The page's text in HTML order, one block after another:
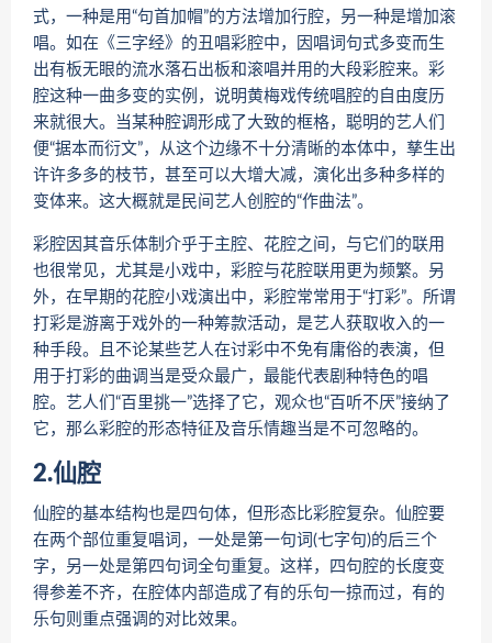
式，一种是用“句首加帽”的方法增加行腔，另一种是增加滚
唱。如在《三字经》的丑唱彩腔中，因唱词句式多变而生
出有板无眼的流水落石出板和滚唱并用的大段彩腔来。彩
腔这种一曲多变的实例，说明黄梅戏传统唱腔的自由度历
来就很大。当某种腔调形成了大致的框格，聪明的艺人们
便“据本而衍文”，从这个边缘不十分清晰的本体中，孳生出
许许多多的枝节，甚至可以大增大减，演化出多种多样的
变体来。这大概就是民间艺人创腔的“作曲法”。
彩腔因其音乐体制介乎于主腔、花腔之间，与它们的联用
也很常见，尤其是小戏中，彩腔与花腔联用更为频繁。另
外，在早期的花腔小戏演出中，彩腔常常用于“打彩”。所谓
打彩是游离于戏外的一种筹款活动，是艺人获取收入的一
种手段。且不论某些艺人在讨彩中不免有庸俗的表演，但
用于打彩的曲调当是受众最广，最能代表剧种特色的唱
腔。艺人们“百里挑一”选择了它，观众也“百听不厌”接纳了
它，那么彩腔的形态特征及音乐情趣当是不可忽略的。
2.仙腔
仙腔的基本结构也是四句体，但形态比彩腔复杂。仙腔要
在两个部位重复唱词，一处是第一句词(七字句)的后三个
字，另一处是第四句词全句重复。这样，四句腔的长度变
得参差不齐，在腔体内部造成了有的乐句一掠而过，有的
乐句则重点强调的对比效果。